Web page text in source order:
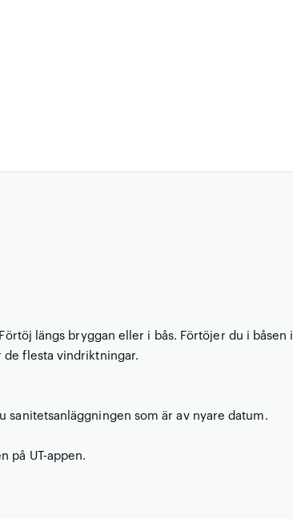
längs bryggan eller i bås. Förtöjer du i båsen
de flesta vindriktningar.
sanitetsanläggningen som är av nyare datum.
på UT-appen.